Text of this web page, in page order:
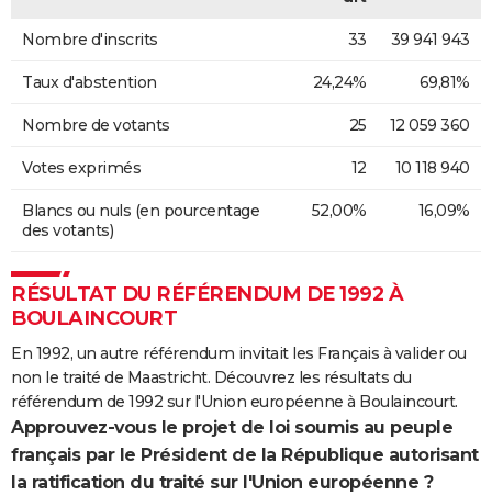
Nombre d'inscrits 33 39 941 943
Taux d'abstention 24,24% 69,81%
Nombre de votants 25 12 059 360
Votes exprimés 12 10 118 940
Blancs ou nuls (en pourcentage
des votants)
52,00% 16,09%
RÉSULTAT DU RÉFÉRENDUM DE 1992 À
BOULAINCOURT
En 1992, un autre référendum invitait les Français à valider ou
non le traité de Maastricht. Découvrez les résultats du
référendum de 1992 sur l'Union européenne à Boulaincourt.
Approuvez-vous le projet de loi soumis au peuple
français par le Président de la République autorisant
la ratification du traité sur l'Union européenne ?